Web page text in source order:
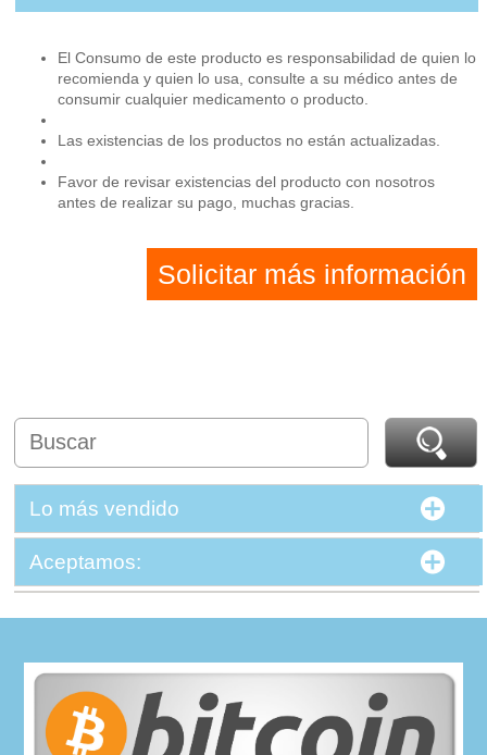
El Consumo de este producto es responsabilidad de quien lo
recomienda y quien lo usa, consulte a su médico antes de
consumir cualquier medicamento o producto.
Las existencias de los productos no están actualizadas.
Favor de revisar existencias del producto con nosotros
antes de realizar su pago, muchas gracias.
Solicitar más información
Lo más vendido
Aceptamos: